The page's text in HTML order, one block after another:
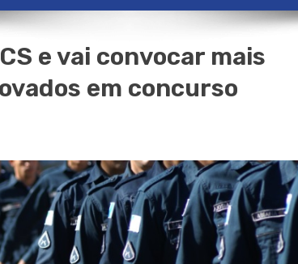
e vai convocar mais
em concurso